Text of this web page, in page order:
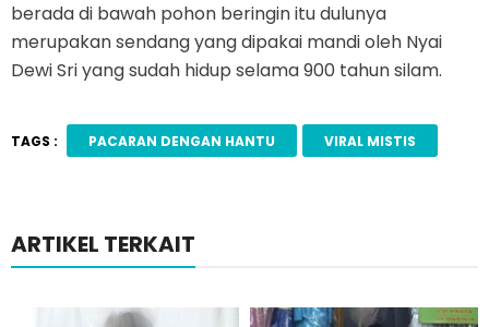
berada di bawah pohon beringin itu dulunya
merupakan sendang yang dipakai mandi oleh Nyai
Dewi Sri yang sudah hidup selama 900 tahun silam.
TAGS : PACARAN DENGAN HANTU VIRAL MISTIS
ARTIKEL TERKAIT